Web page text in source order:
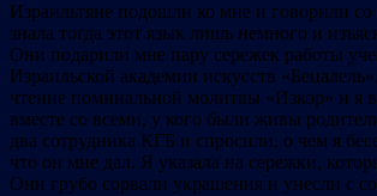
Израильтяне подошли ко мне и говорили
знала тогда этот язык лишь немного и
Они подарили мне пару сережек работы
Израильской академии искусств
чтение поминальной молитвы «Изкор» и я
вместе со всеми, у кого были живы
два сотрудника КГБ и спросили, о чем я
что он мне дал. Я указала на сережки,
Они грубо сорвали украшения и унесли с